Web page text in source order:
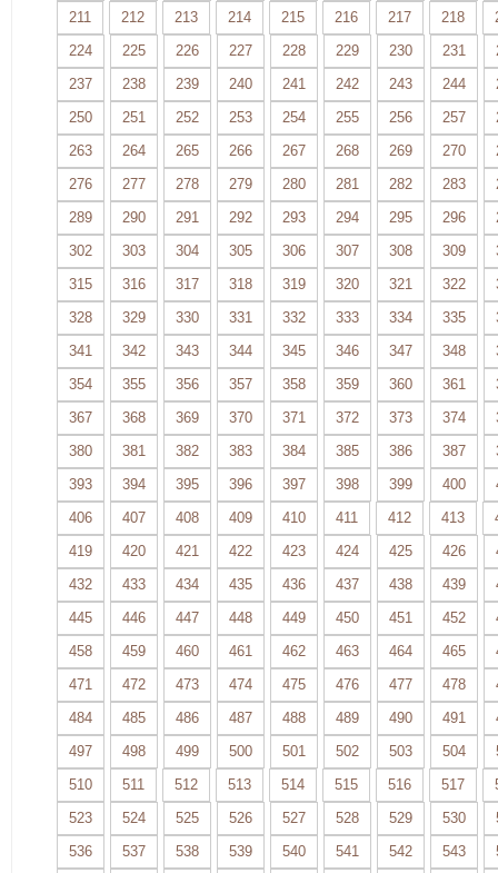
211
212 213 214 215 216 217 218
224
225 226 227 228 229 230 231
237
238 239 240 241 242 243 244
250
251 252 253 254 255 256 257
263
264 265 266 267 268 269 270
276
277 278 279 280 281 282 283
289
290 291 292 293 294 295 296
302
303 304 305 306 307 308 309
315
316 317 318 319 320 321 322
328
329 330 331 332 333 334 335
341
342 343 344 345 346 347 348
354
355 356 357 358 359 360 361
367
368 369 370 371 372 373 374
380
381 382 383 384 385 386 387
393
394 395 396 397 398 399 400
406
407 408 409 410 411 412 413
419
420 421 422 423 424 425 426
432
433 434 435 436 437 438 439
445
446 447 448 449 450 451 452
458
459 460 461 462 463 464 465
471
472 473 474 475 476 477 478
484
485 486 487 488 489 490 491
497
498 499 500 501 502 503 504
510
511 512 513 514 515 516 517
523
524 525 526 527 528 529 530
536
537 538 539 540 541 542 543